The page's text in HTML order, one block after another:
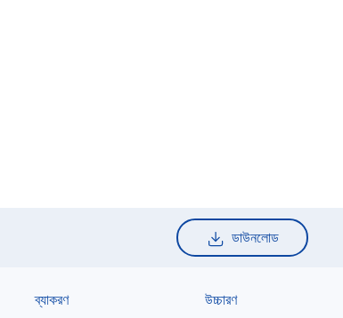
ডাউনলোড
ব্যাকরণ উচ্চারণ